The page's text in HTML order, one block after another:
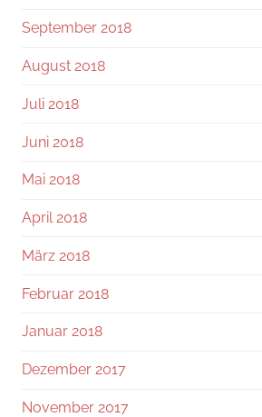
September 2018
August 2018
Juli 2018
Juni 2018
Mai 2018
April 2018
März 2018
Februar 2018
Januar 2018
Dezember 2017
November 2017